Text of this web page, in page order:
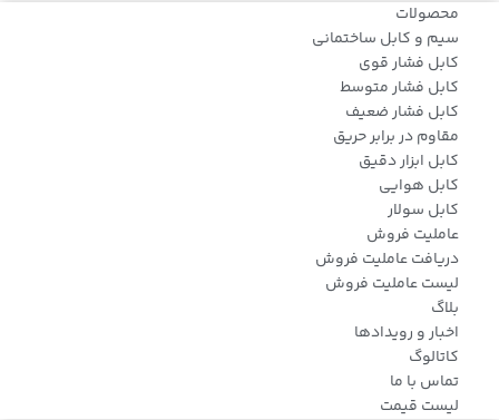
محصولات
سیم و کابل ساختمانی
کابل فشار قوی
کابل فشار متوسط
کابل فشار ضعیف
مقاوم در برابر حریق
کابل ابزار دقیق
کابل هوایی
کابل سولار
عاملیت فروش
دریافت عاملیت فروش
لیست عاملیت فروش
بلاگ
اخبار و رویدادها
کاتالوگ
تماس با ما
لیست قیمت